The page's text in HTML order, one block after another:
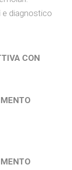
e diagnostico
CON